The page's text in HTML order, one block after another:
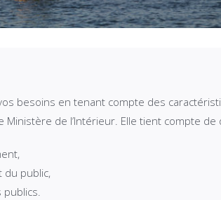
besoins en tenant compte des
Ministère de l’Intérieur. Elle tient compte
public,
publics.